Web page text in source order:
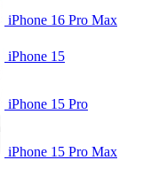
iPhone 16 Pro Max
iPhone 15
iPhone 15 Pro
iPhone 15 Pro Max